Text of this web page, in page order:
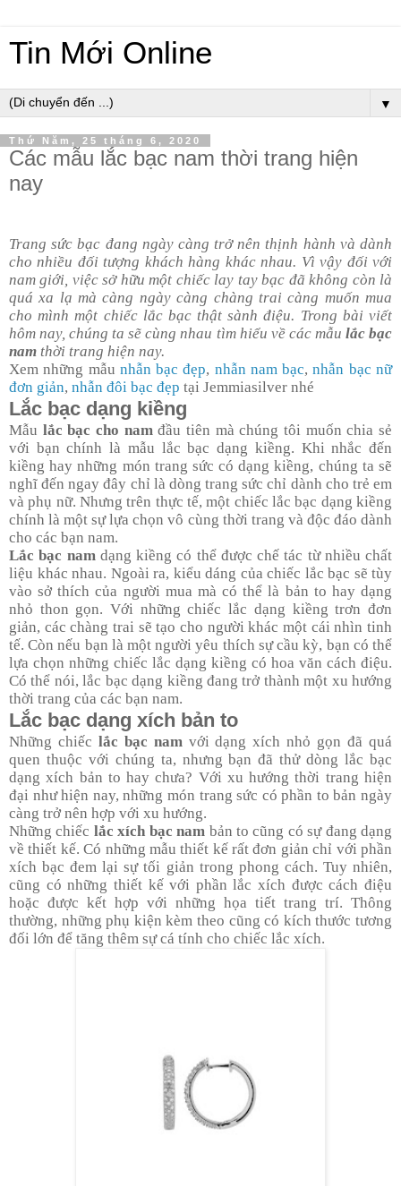
Tin Mới Online
▼
Thứ Năm, 25 tháng 6, 2020
Các mẫu lắc bạc nam thời trang hiện
nay
Trang sức bạc đang ngày càng trở nên thịnh hành và dành
cho nhiều đối tượng khách hàng khác nhau. Vì vậy đối với
nam giới, việc sở hữu một chiếc lay tay bạc đã không còn là
quá xa lạ mà càng ngày càng chàng trai càng muốn mua
cho mình một chiếc lắc bạc thật sành điệu. Trong bài viết
hôm nay, chúng ta sẽ cùng nhau tìm hiểu về các mẫu lắc bạc
nam thời trang hiện nay.
Xem những mẫu nhẫn bạc đẹp, nhẫn nam bạc,nhẫn bạc nữ
đơn giản, nhẫn đôi bạc đẹp tại Jemmiasilver nhé
Lắc bạc dạng kiềng
Mẫu lắc bạc cho nam đầu tiên mà chúng tôi muốn chia sẻ
với bạn chính là mẫu lắc bạc dạng kiềng. Khi nhắc đến
kiềng hay những món trang sức có dạng kiềng, chúng ta sẽ
nghĩ đến ngay đây chỉ là dòng trang sức chỉ dành cho trẻ em
và phụ nữ. Nhưng trên thực tế, một chiếc lắc bạc dạng kiềng
chính là một sự lựa chọn vô cùng thời trang và độc đáo dành
cho các bạn nam.
Lắc bạc nam dạng kiềng có thể được chế tác từ nhiều chất
liệu khác nhau. Ngoài ra, kiểu dáng của chiếc lắc bạc sẽ tùy
vào sở thích của người mua mà có thể là bản to hay dạng
nhỏ thon gọn. Với những chiếc lắc dạng kiềng trơn đơn
giản, các chàng trai sẽ tạo cho người khác một cái nhìn tinh
tế. Còn nếu bạn là một người yêu thích sự cầu kỳ, bạn có thể
lựa chọn những chiếc lắc dạng kiềng có hoa văn cách điệu.
Có thể nói, lắc bạc dạng kiềng đang trở thành một xu hướng
thời trang của các bạn nam.
Lắc bạc dạng xích bản to
Những chiếc lắc bạc nam với dạng xích nhỏ gọn đã quá
quen thuộc với chúng ta, nhưng bạn đã thử dòng lắc bạc
dạng xích bản to hay chưa? Với xu hướng thời trang hiện
đại như hiện nay, những món trang sức có phần to bản ngày
càng trở nên hợp với xu hướng.
Những chiếc lắc xích bạc nam bản to cũng có sự đang dạng
về thiết kế. Có những mẫu thiết kế rất đơn giản chỉ với phần
xích bạc đem lại sự tối giản trong phong cách. Tuy nhiên,
cũng có những thiết kế với phần lắc xích được cách điệu
hoặc được kết hợp với những họa tiết trang trí. Thông
thường, những phụ kiện kèm theo cũng có kích thước tương
đối lớn để tăng thêm sự cá tính cho chiếc lắc xích.